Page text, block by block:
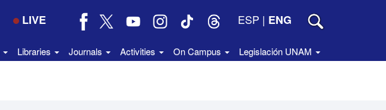
LIVE ESP | ENG
Libraries Journals Activities On Campus Legislación UNAM